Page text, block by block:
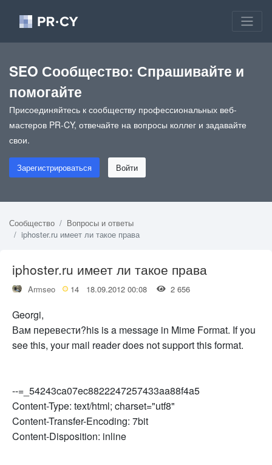
SEO Сообщество: Спрашивайте и
помогайте
Присоединяйтесь к сообществу профессиональных веб-
мастеров PR-CY, отвечайте на вопросы коллег и задавайте
свои.
Зарегистрироваться Войти
Сообщество
Вопросы и ответы
iphoster.ru имеет ли такое права
iphoster.ru имеет ли такое права
Armseo 14 18.09.2012 00:08 2 656
Georgi,
Вам перевести?his is a message in Mime Format. If you
see this, your mail reader does not support this format.
--=_54243ca07ec8822247257433aa88f4a5
Content-Type: text/html; charset="utf8"
Content-Transfer-Encoding: 7bit
Content-Disposition: inline